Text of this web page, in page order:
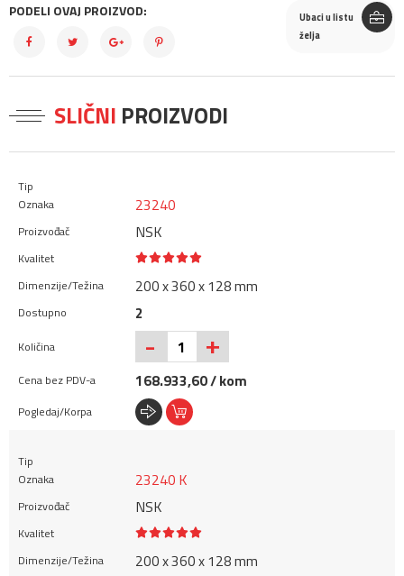
PODELI OVAJ PROIZVOD:
Ubaci u listu
želja
SLIČNI PROIZVODI
23240
NSK
200 x 360 x 128 mm
2
- +
168.933,60 / kom
23240 K
NSK
200 x 360 x 128 mm